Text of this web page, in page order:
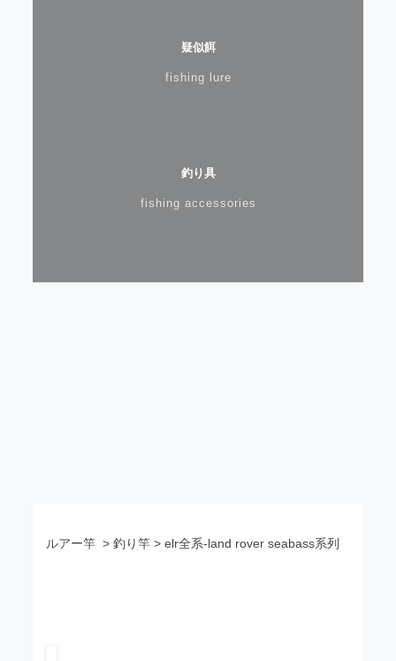
疑似餌
fishing lure
釣り具
fishing accessories
ルアー竿 > 釣り竿 > elr全系-land rover seabass系列